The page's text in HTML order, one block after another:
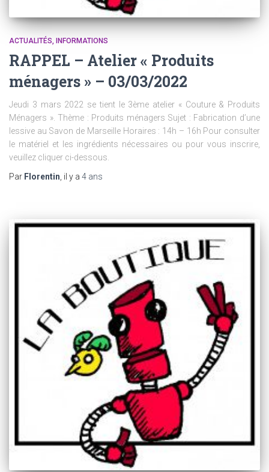
ACTUALITÉS INFORMATIONS
RAPPEL – Atelier « Produits
ménagers » – 03/03/2022
Jeudi 3 mars 2022 se tient le 3ème atelier « Couture & Produits
Ménagers ». Thème : Produits ménagers Sujet : Fabrication d’une
lessive au Savon de Marseille Horaires : 14h – 16h Pour consulter
le matériel et les ingrédients nécessaires ou pour vous inscrire,
veuillez cliquer ci-dessous.
Par Florentin, il y a 4 ans